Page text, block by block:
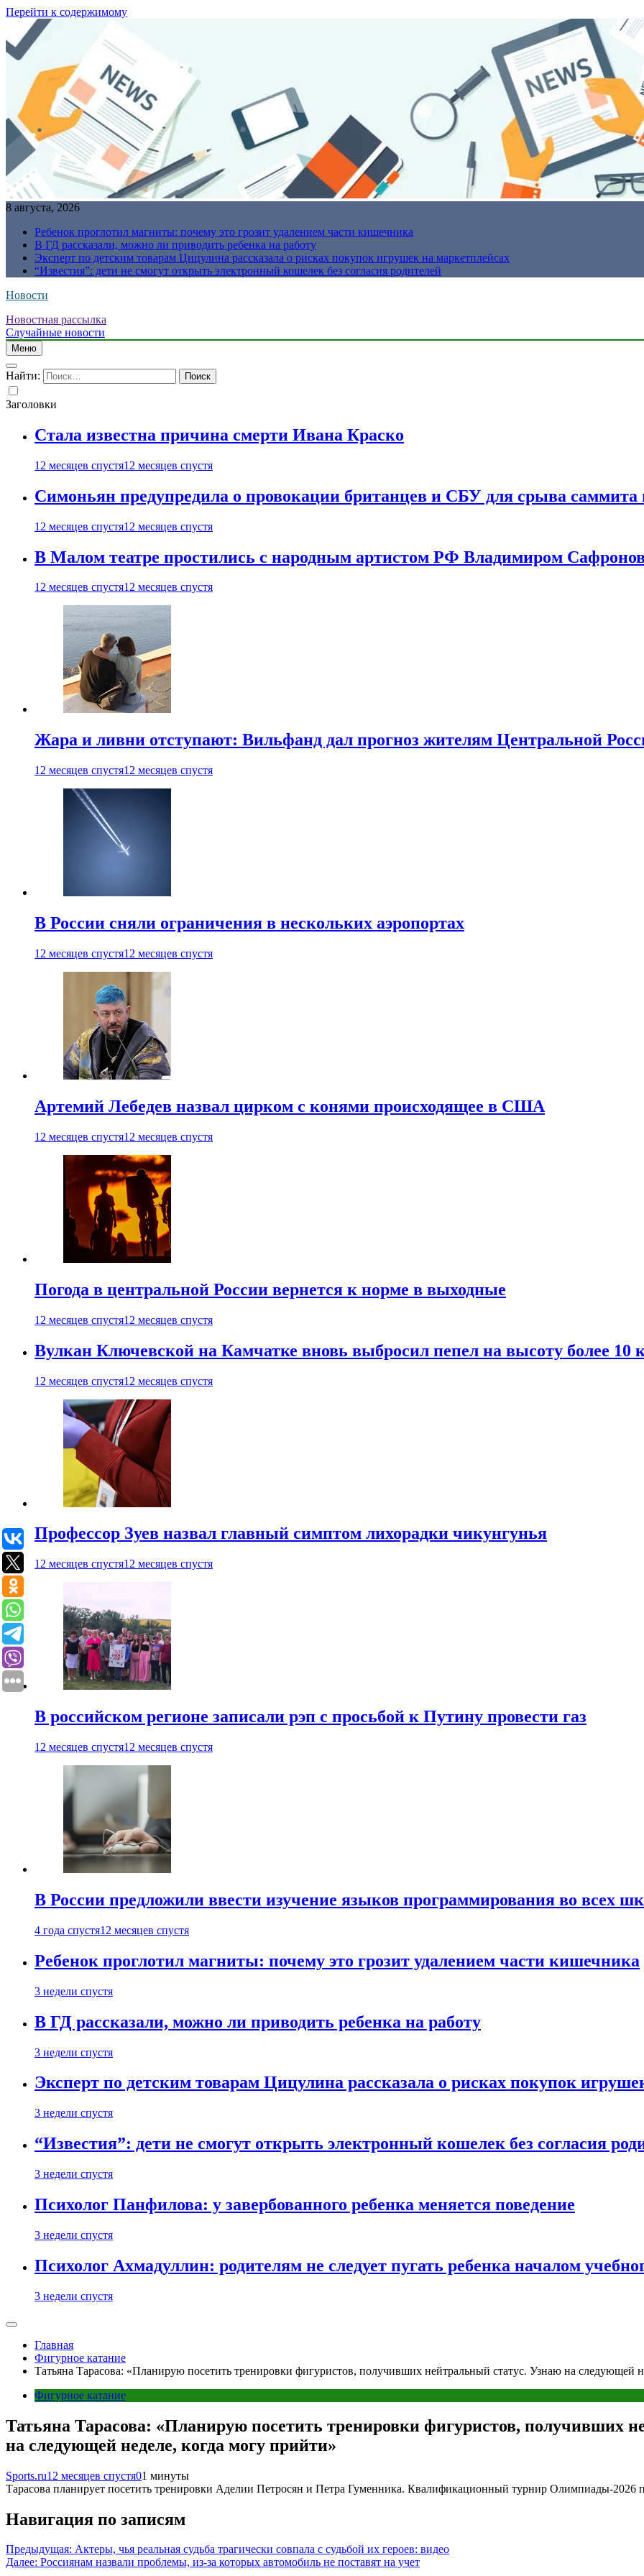
Перейти к содержимому
8 августа, 2026
Ребенок проглотил магниты: почему это грозит удалением части кишечника
В ГД рассказали, можно ли приводить ребенка на работу
Эксперт по детским товарам Цицулина рассказала о рисках покупок игрушек на маркетплейсах
“Известия”: дети не смогут открыть электронный кошелек без согласия родителей
Новости
Новостная рассылка
Случайные новости
Меню
Найти:
Заголовки
Стала известна причина смерти Ивана Краско
12 месяцев спустя12 месяцев спустя
Симоньян предупредила о провокации британцев и СБУ для срыва саммита
12 месяцев спустя12 месяцев спустя
В Малом театре простились с народным артистом РФ Владимиром
12 месяцев спустя12 месяцев спустя
Жара и ливни отступают: Вильфанд дал прогноз жителям Центральной
12 месяцев спустя12 месяцев спустя
В России сняли ограничения в нескольких аэропортах
12 месяцев спустя12 месяцев спустя
Артемий Лебедев назвал цирком с конями происходящее в США
12 месяцев спустя12 месяцев спустя
Погода в центральной России вернется к норме в выходные
12 месяцев спустя12 месяцев спустя
Вулкан Ключевской на Камчатке вновь выбросил пепел на высоту более 10
12 месяцев спустя12 месяцев спустя
Профессор Зуев назвал главный симптом лихорадки чикунгунья
12 месяцев спустя12 месяцев спустя
В российском регионе записали рэп с просьбой к Путину провести газ
12 месяцев спустя12 месяцев спустя
В России предложили ввести изучение языков программирования во всех
4 года спустя12 месяцев спустя
Ребенок проглотил магниты: почему это грозит удалением части кишечника
3 недели спустя
В ГД рассказали, можно ли приводить ребенка на работу
3 недели спустя
Эксперт по детским товарам Цицулина рассказала о рисках покупок
3 недели спустя
“Известия”: дети не смогут открыть электронный кошелек без согласия
3 недели спустя
Психолог Панфилова: у завербованного ребенка меняется поведение
3 недели спустя
Психолог Ахмадуллин: родителям не следует пугать ребенка началом
3 недели спустя
Главная
Фигурное катание
Татьяна Тарасова: «Планирую посетить тренировки фигуристов, получивших нейтральный статус. Узнаю на следующей
Фигурное катание
Татьяна Тарасова: «Планирую посетить тренировки фигуристов, получивших
на следующей неделе, когда могу прийти»
Sports.ru12 месяцев спустя01 минуты
Тарасова планирует посетить тренировки Аделии Петросян и Петра Гуменника. Квалификационный турнир Олимпиады-2026
Навигация по записям
Предыдущая: Актеры, чья реальная судьба трагически совпала с судьбой их героев: видео
Далее: Россиянам назвали проблемы, из-за которых автомобиль не поставят на учет